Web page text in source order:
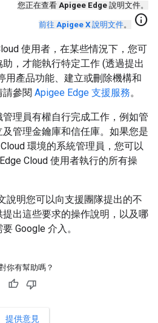
您正在查看 Apigee Edge 說明文件。
前往 Apigee X 說明文件。 info
使用者，在某些情況下，您可
，才能執行特定工作 (透過提出
用產品功能、建立或刪除機構和
請參閱 Apigee Edge 支援服務。
理員有權自行完成工作，例如管
管理金鑰庫和信任庫。如果您是
環境的系統管理員，您可以
Cloud 使用者執行的所有操
說明您可以向支援團隊提出的不
出這些要求的操作說明，以及哪
Google 介入。
你有幫助嗎？
提供意見